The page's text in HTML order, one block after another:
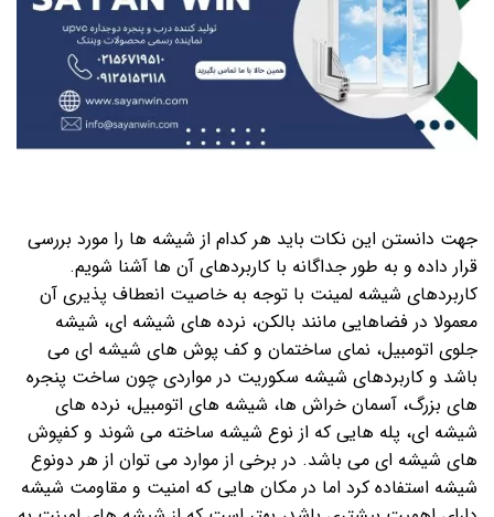
جهت دانستن این نکات باید هر کدام از شیشه ها را مورد بررسی
قرار داده و به طور جداگانه با کاربردهای آن ها آشنا شویم.
کاربردهای شیشه لمینت با توجه به خاصیت انعطاف پذیری آن
معمولا در فضاهایی مانند بالکن، نرده های شیشه ای، شیشه
جلوی اتومبیل، نمای ساختمان و کف پوش های شیشه ای می
باشد و کاربردهای شیشه سکوریت در مواردی چون ساخت پنجره‌
های بزرگ، آسمان خراش ها، شیشه های اتومبیل، نرده های
شیشه ای، پله هایی که از نوع شیشه ساخته می شوند و کفپوش
های شیشه ای می باشد. در برخی از موارد می توان از هر دونوع
شیشه استفاده کرد اما در مکان هایی که امنیت و مقاومت شیشه